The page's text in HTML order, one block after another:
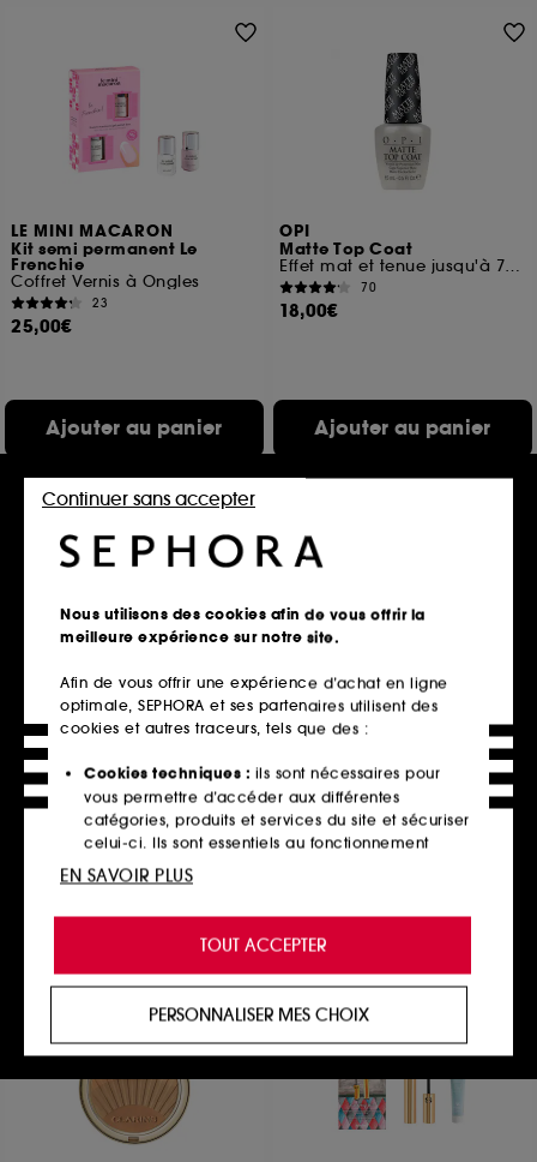
LE MINI MACARON
Kit semi permanent Le
Frenchie
Coffret Vernis à Ongles
23
25,00€
Ajouter au panier
OPI
Matte Top Coat
Effet mat et tenue jusqu'à 7 jours
70
18,00€
Ajouter au panier
ProSpa Exfoliating Cuticle
Cream
Crème exfoliante cuticules
10
23,00€
GUERLAIN
La poudre Bronzante
Terracotta & Le mascara
Coffret maquillage
9
89,00€
Nous utilisons des cookies afin de vous offrir la
meilleure expérience sur notre site.
Afin de vous offrir une expérience d’achat en ligne
optimale, SEPHORA et ses partenaires utilisent des
cookies et autres traceurs, tels que des :
Cookies techniques : ils sont nécessaires pour
vous permettre d’accéder aux différentes
catégories, produits et services du site et sécuriser
celui-ci. Ils sont essentiels au fonctionnement
technique du site et ne peuvent être désactivés.
de vous offrir une expérience enrichie et
personnalisée en vous recommandant des
produits, des services et des contenus qui
proposer des offres promotionnelles adaptées à
votre profil.
Cookies réseaux sociaux et publicité : ils sont
utilisés pour vous présenter du contenu susceptible
de vous plaire via des publicités, y compris sur des
TOUT ACCEPTER
Continuer sans accepter
PERSONNALISER MES CHOIX
EN SAVOIR PLUS